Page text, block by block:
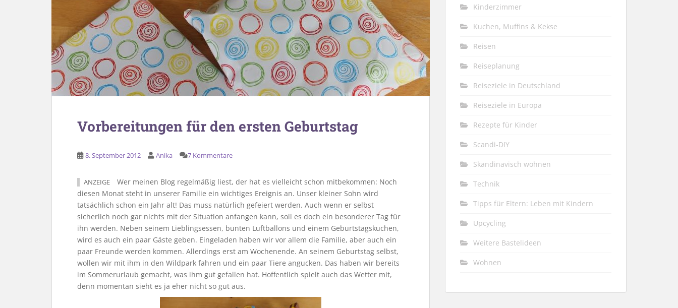
Vorbereitungen für den ersten Geburtstag
8. September 2012 Anika 7 Kommentare
ANZEIGE
Wer meinen Blog regelmäßig liest, der hat es vielleicht schon mitbekommen: Noch
diesen Monat steht in unserer Familie ein wichtiges Ereignis an. Unser kleiner Sohn wird
tatsächlich schon ein Jahr alt! Das muss natürlich gefeiert werden. Auch wenn er selbst
sicherlich noch gar nichts mit der Situation anfangen kann, soll es doch ein besonderer Tag für
ihn werden. Neben seinem Lieblingsessen, bunten Luftballons und einem Geburtstagskuchen,
wird es auch ein paar Gäste geben. Eingeladen haben wir vor allem die Familie, aber auch ein
paar Freunde werden kommen. Allerdings erst am Wochenende. An seinem Geburtstag selbst,
wollen wir mit ihm in den Wildpark fahren und ein paar Tiere angucken. Das haben wir bereits
im Sommerurlaub gemacht, was ihm gut gefallen hat. Hoffentlich spielt auch das Wetter mit,
denn momentan sieht es ja eher nicht so gut aus.
Kinderzimmer
Kuchen, Muffins & Kekse
Reisen
Reiseplanung
Reiseziele in Deutschland
Reiseziele in Europa
Rezepte für Kinder
Scandi-DIY
Skandinavisch wohnen
Technik
Tipps für Eltern: Leben mit Kindern
Upcycling
Weitere Bastelideen
Wohnen